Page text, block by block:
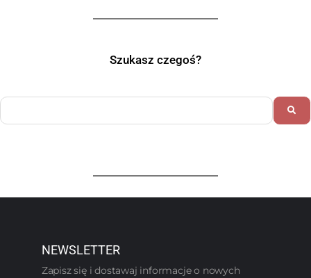
Szukasz czegoś?
NEWSLETTER
Zapisz się i dostawaj informacje o nowych